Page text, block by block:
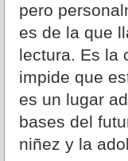
pero
es de la que
lectura. Es la
impide que
es un lugar
bases del
niñez y la